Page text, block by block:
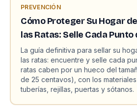
PREVENCIÓN
Cómo Proteger Su Hogar
las Ratas: Selle Cada
La guía definitiva para sellar su
las ratas: encuentre y selle cada
ratas caben por un hueco del
de 25 centavos), con los
tuberías, rejillas, puertas y sótanos.